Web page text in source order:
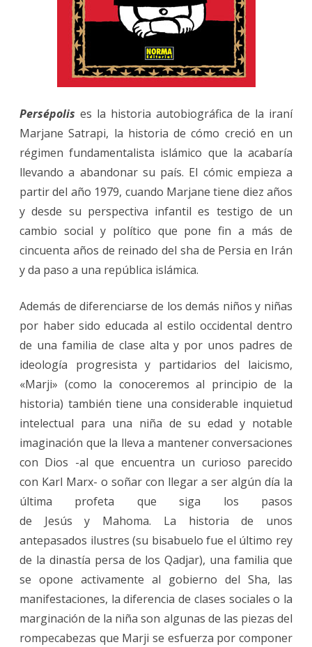
Persépolis es la historia autobiográfica de la iraní
Marjane Satrapi, la historia de cómo creció en un
régimen fundamentalista islámico que la acabaría
llevando a abandonar su país. El cómic empieza a
partir del año 1979, cuando Marjane tiene diez años
y desde su perspectiva infantil es testigo de un
cambio social y político que pone fin a más de
cincuenta años de reinado del sha de Persia en Irán
y da paso a una república islámica.
Además de diferenciarse de los demás niños y niñas
por haber sido educada al estilo occidental dentro
de una familia de clase alta y por unos padres de
ideología progresista y partidarios del laicismo,
«Marji» (como la conoceremos al principio de la
historia) también tiene una considerable inquietud
intelectual para una niña de su edad y notable
imaginación que la lleva a mantener conversaciones
con Dios -al que encuentra un curioso parecido
con Karl Marx- o soñar con llegar a ser algún día la
última profeta que siga los pasos
de Jesús y Mahoma. La historia de unos
antepasados ilustres (su bisabuelo fue el último rey
de la dinastía persa de los Qadjar), una familia que
se opone activamente al gobierno del Sha, las
manifestaciones, la diferencia de clases sociales o la
marginación de la niña son algunas de las piezas del
rompecabezas que Marji se esfuerza por componer